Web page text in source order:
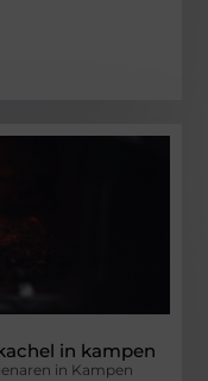
in kampen
in Kampen